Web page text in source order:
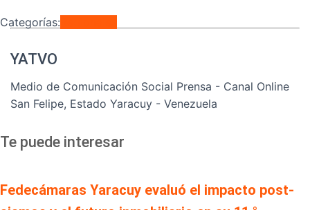
Categorías:
YATVO
Medio de Comunicación Social Prensa - Canal Online
San Felipe, Estado Yaracuy - Venezuela
Te puede interesar
Fedecámaras Yaracuy evaluó el impacto post-